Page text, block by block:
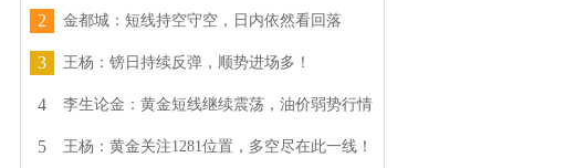
2 金都城：短线持空守空，日内依然看回落
3 王杨：镑日持续反弹，顺势进场多！
4 李生论金：黄金短线继续震荡，油价弱势行情
5 王杨：黄金关注1281位置，多空尽在此一线！